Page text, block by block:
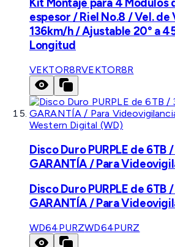
Kit Montaje para 4 Módulos
espesor / Riel No.8 / Vel. de
136km/h / Ajustable 20° a
Longitud
VEKTOR8RVEKTOR8R
Western Digital (WD)
Disco Duro PURPLE de 6TB
GARANTÍA / Para
Disco Duro PURPLE de 6TB
GARANTÍA / Para
WD64PURZWD64PURZ